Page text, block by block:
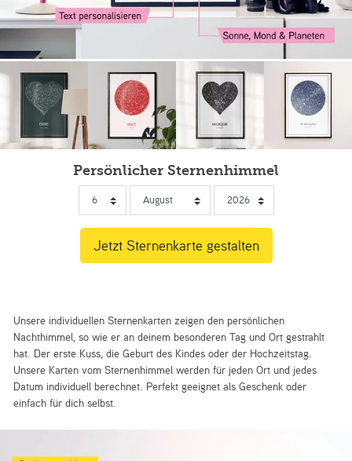
Persönlicher Sternenhimmel
Unsere individuellen Sternenkarten zeigen den persönlichen
Nachthimmel, so wie er an deinem besonderen Tag und Ort gestrahlt
hat. Der erste Kuss, die Geburt des Kindes oder der Hochzeitstag.
Unsere Karten vom Sternenhimmel werden für jeden Ort und jedes
Datum individuell berechnet. Perfekt geeignet als Geschenk oder
einfach für dich selbst.